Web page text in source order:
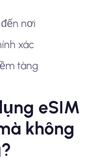
nơi
xác
tàng
eSIM
không